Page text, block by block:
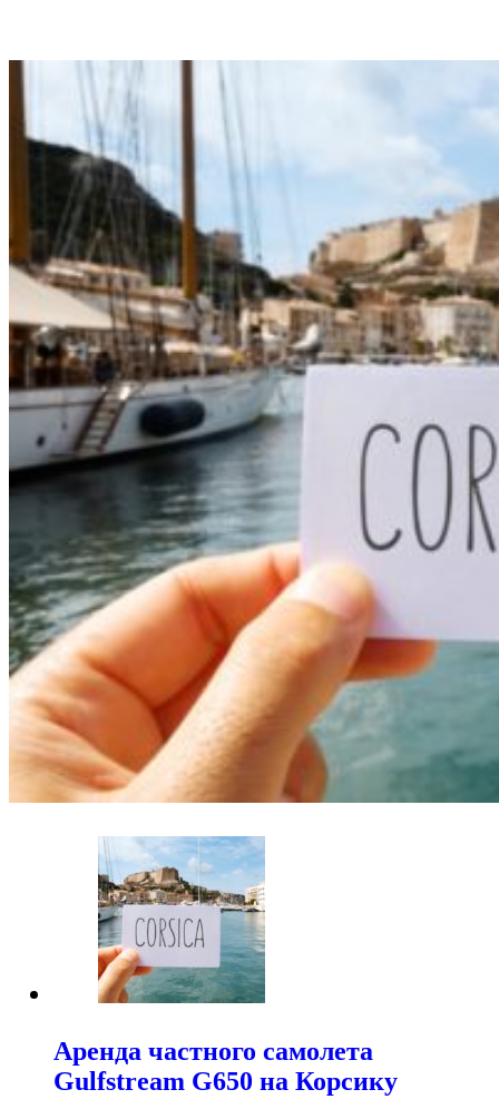
Аренда частного самолета
Gulfstream G650 на Корсику